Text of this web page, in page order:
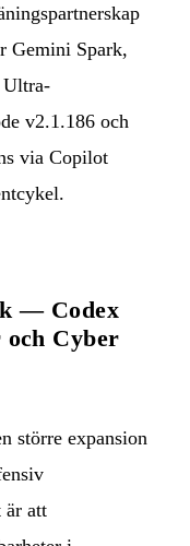
Gemini Spark,
Ultra-
v2.1.186 och
via Copilot
— Codex
och Cyber
större expansion
är att